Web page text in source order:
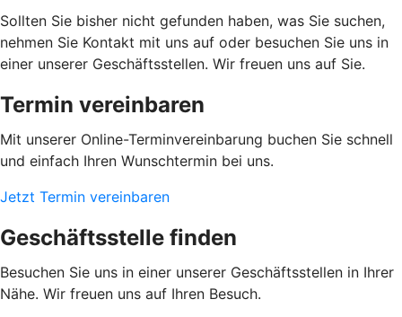
Sollten Sie bisher nicht gefunden haben, was Sie suchen,
nehmen Sie Kontakt mit uns auf oder besuchen Sie uns in
einer unserer Geschäftsstellen. Wir freuen uns auf Sie.
Termin vereinbaren
Mit unserer Online-Terminvereinbarung buchen Sie schnell
und einfach Ihren Wunschtermin bei uns.
Jetzt Termin vereinbaren
Geschäftsstelle finden
Besuchen Sie uns in einer unserer Geschäftsstellen in Ihrer
Nähe. Wir freuen uns auf Ihren Besuch.